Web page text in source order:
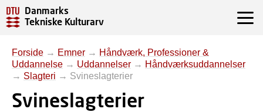
Danmarks
Tekniske Kulturarv
Forside → Emner → Håndværk, Professioner &
Uddannelse → Uddannelser → Håndværksuddannelser
→ Slagteri → Svineslagterier
Svineslagterier